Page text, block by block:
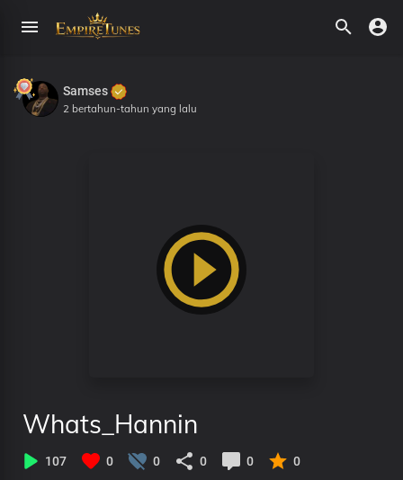
Samses
2 bertahun-tahun yang lalu
Whats_Hannin
107 0 0 0 0 0